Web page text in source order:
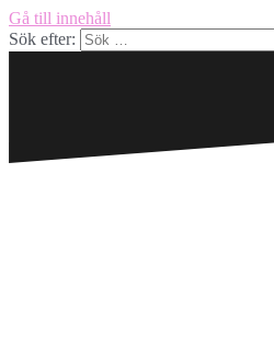
Gå till innehåll
Sök efter: